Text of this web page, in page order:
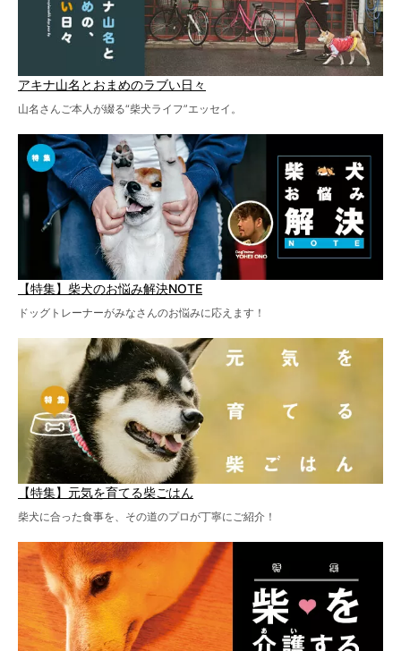
アキナ山名とおまめのラブい日々
山名さんご本人が綴る“柴犬ライフ”エッセイ。
【特集】柴犬のお悩み解決NOTE
ドッグトレーナーがみなさんのお悩みに応えます！
【特集】元気を育てる柴ごはん
柴犬に合った食事を、その道のプロが丁寧にご紹介！